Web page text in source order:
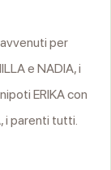
per
e NADIA, i
ERIKA con
i parenti tutti.